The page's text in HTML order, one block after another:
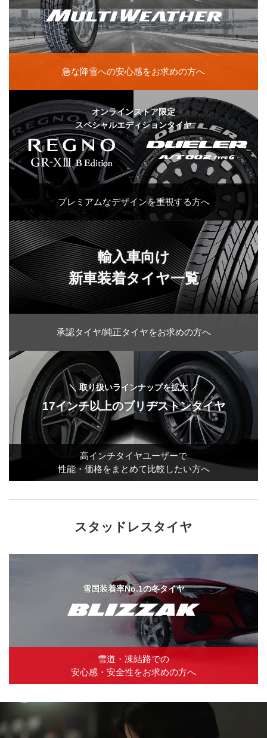
急な降雪への安心感をお求めの方へ
オンラインストア限定
スペシャルエディションタイヤ
プレミアムなデザインを重視する方へ
輸入車向け
新車装着タイヤ一覧
承認タイヤ/純正タイヤをお求めの方へ
＼取り扱いラインナップを拡大／
17インチ以上のブリヂストンタイヤ
高インチタイヤユーザーで
性能・価格を まとめて 比較したい方へ
スタッドレスタイヤ
雪国装着率No.1の冬タイヤ
雪道・凍結路での
安心感・安全性をお求めの方へ